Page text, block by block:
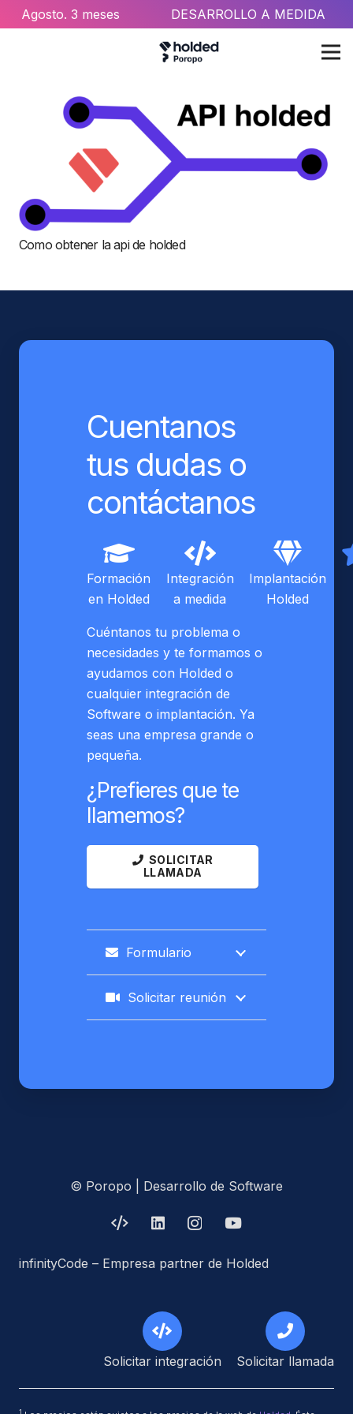
Agosto. 3 meses
gratis
DESARROLLO A MEDIDA
con Holded
Como obtener la api de holded
Cuentanos
tus dudas o
contáctanos
Formación
en Holded
Integración
a medida
Implantación
Holded
Cuéntanos tu problema o
necesidades y te formamos o
ayudamos con Holded o
cualquier integración de
Software o implantación. Ya
seas una empresa grande o
pequeña.
¿Prefieres que te
llamemos?
SOLICITAR
LLAMADA
Formulario
Solicitar reunión
© Poropo | Desarrollo de Software
infinityCode – Empresa partner de Holded
Solicitar integración Solicitar llamada